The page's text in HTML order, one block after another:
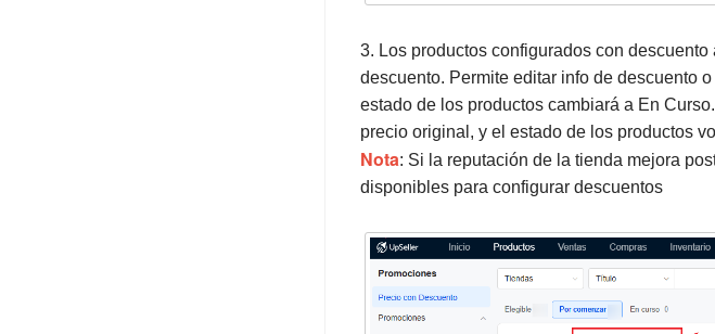
3. Los productos configurados con
descuento. Permite editar info de descuento
estado de los productos cambiará a En
precio original, y el estado de los productos
Nota: Si la reputación de la tienda mejora
disponibles para configurar descuentos